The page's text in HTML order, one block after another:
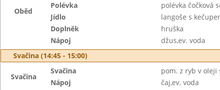
Oběd
Polévka
polévka čočková
Jídlo
langoše s
Doplněk
hruška
Nápoj
džus,ev. voda
Svačina (14:45 - 15:00)
Svačina
Svačina
pom. z ryb v oleji
Nápoj
čaj,ev. voda